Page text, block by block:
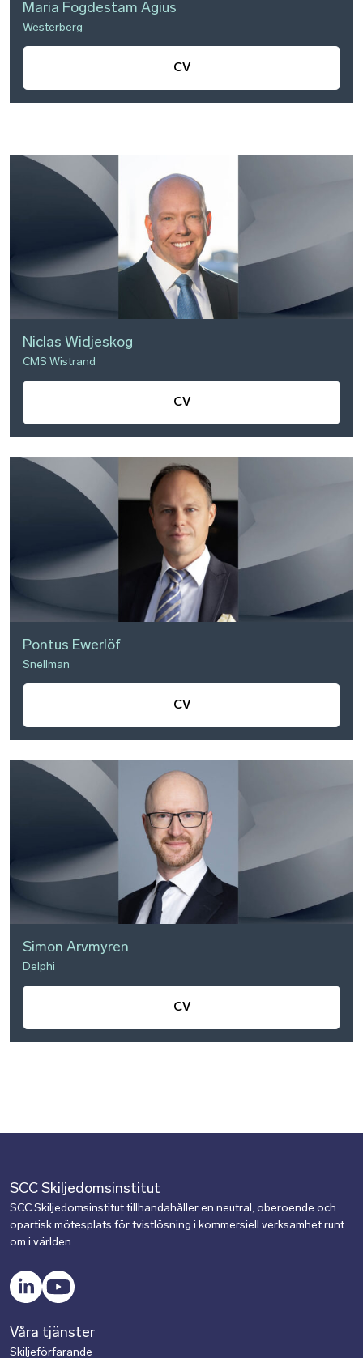
Maria Fogdestam Agius
Westerberg
CV
Niclas Widjeskog
CMS Wistrand
CV
Pontus Ewerlöf
Snellman
CV
Simon Arvmyren
Delphi
CV
SCC Skiljedomsinstitut
SCC Skiljedomsinstitut tillhandahåller en neutral, oberoende och
opartisk mötesplats för tvistlösning i kommersiell verksamhet runt
om i världen.
LinkedInYouTube
Våra tjänster
Skiljeförfarande